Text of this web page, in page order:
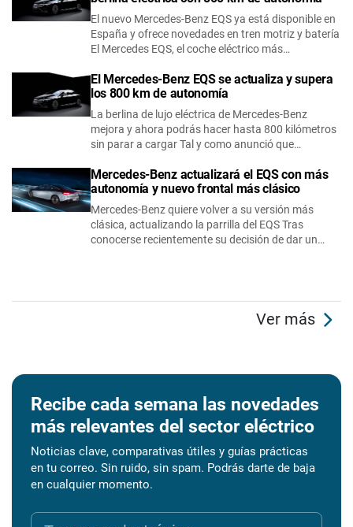
El nuevo Mercedes-Benz EQS ya está disponible en
España y ofrece novedades en tren motriz y batería
El Mercedes EQS, el coche eléctrico más…
El Mercedes-Benz EQS se actualiza y supera
los 800 km de autonomía
La berlina de lujo eléctrica de Mercedes-Benz
mejora y ahora podrás hacer hasta 800 kilómetros
sin parar a cargar Tal y como anunció que…
Mercedes-Benz actualizará el EQS con más
autonomía y nuevo frontal más clásico
Mercedes-Benz quiere volver a su versión más
clásica, actualizando la parrilla del EQS Tras
conocerse recientemente su decisión de dar un…
Ver más
Recibe cada semana las novedades
más relevantes del sector eléctrico
Noticias clave, comparativas útiles y guías prácticas
en tu correo. Sin ruido, sin spam. Podrás darte de baja
en cualquier momento.